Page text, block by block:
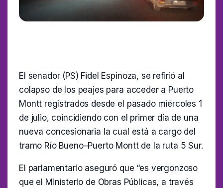
El senador (PS) Fidel Espinoza, se refirió al
colapso de los peajes para acceder a Puerto
Montt registrados desde el pasado miércoles 1
de julio, coincidiendo con el primer día de una
nueva concesionaria la cual está a cargo del
tramo Río Bueno–Puerto Montt de la ruta 5 Sur.
El parlamentario aseguró que “es vergonzoso
que el Ministerio de Obras Públicas, a través